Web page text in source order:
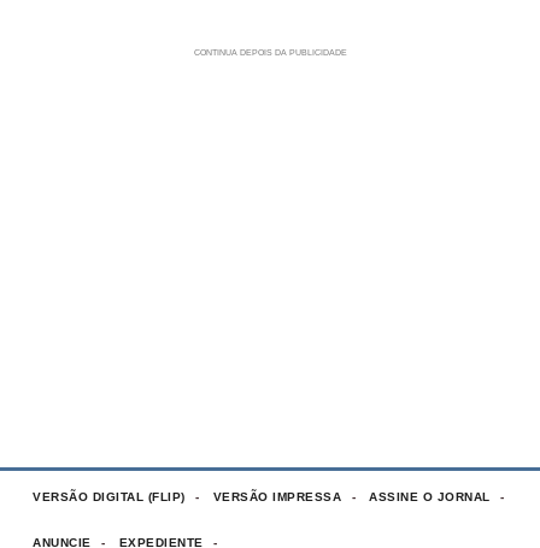
VERSÃO DIGITAL (FLIP) VERSÃO IMPRESSA ASSINE O JORNAL
ANUNCIE EXPEDIENTE